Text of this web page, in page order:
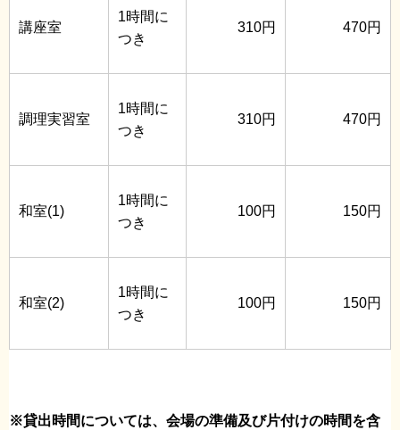
講座室
1時間に
つき
310円 470円
調理実習室
1時間に
つき
310円 470円
和室(1)
1時間に
つき
100円 150円
和室(2)
1時間に
つき
100円 150円
※貸出時間については、会場の準備及び片付けの時間を含